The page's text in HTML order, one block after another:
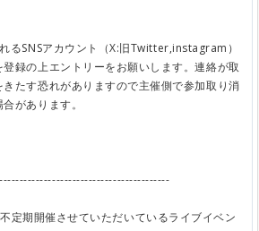
るSNSアカウント（X:旧Twitter,instagram）
録の上エントリーをお願いします。連絡が取
たす恐れがありますので主催側で参加取り消
があります。
定期開催させていただいているライブイベン